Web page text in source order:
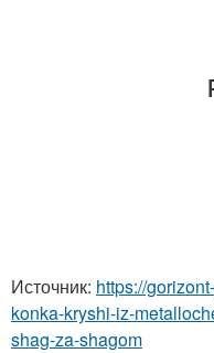
Источник: https://
konka-kryshi-iz-
shag-za-shagom